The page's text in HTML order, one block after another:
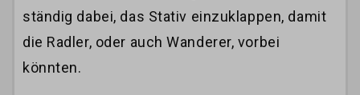
ständig dabei, das Stativ einzuklappen, damit
die Radler, oder auch Wanderer, vorbei
könnten.